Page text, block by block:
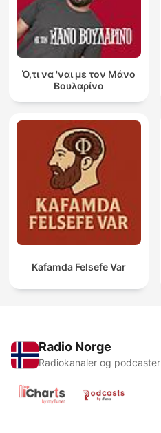
Ό,τι να 'ναι με τον Μάνο
Βουλαρίνο
Kafamda Felsefe Var
Radio Norge
Radiokanaler og podcaster